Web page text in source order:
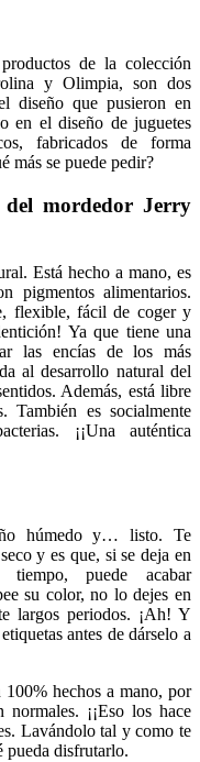
de la colección
y Olimpia, son dos
diseño que pusieron en
en el diseño de juguetes
fabricados de forma
más se puede pedir?
del mordedor Jerry
Está hecho a mano, es
pigmentos alimentarios.
flexible, fácil de coger y
Ya que tiene una
las encías de los más
al desarrollo natural del
Además, está libre
es socialmente
¡¡Una auténtica
húmedo y… listo. Te
y es que, si se deja en
puede acabar
su color, no lo dejes en
largos periodos. ¡Ah! Y
antes de dárselo a
hechos a mano, por
¡¡Eso los hace
Lavándolo tal y como te
pueda disfrutarlo.